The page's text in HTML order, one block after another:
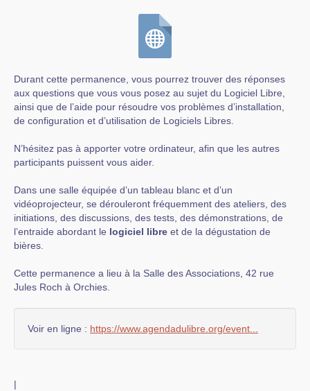
Durant cette permanence, vous pourrez trouver des réponses
aux questions que vous vous posez au sujet du Logiciel Libre,
ainsi que de l’aide pour résoudre vos problèmes d’installation,
de configuration et d’utilisation de Logiciels Libres.
N’hésitez pas à apporter votre ordinateur, afin que les autres
participants puissent vous aider.
Dans une salle équipée d’un tableau blanc et d’un
vidéoprojecteur, se dérouleront fréquemment des ateliers, des
initiations, des discussions, des tests, des démonstrations, de
l’entraide abordant le logiciel libre et de la dégustation de
bières.
Cette permanence a lieu à la Salle des Associations, 42 rue
Jules Roch à Orchies.
Voir en ligne : https://www.agendadulibre.org/event...
|